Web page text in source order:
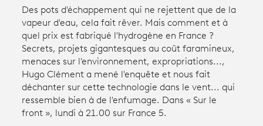
Participer et assister à une émission
À votre écoute
Productions et innovation
Programme
Des pots d'échappement qui ne rejettent que de la
vapeur d'eau, cela fait rêver. Mais comment et à
quel prix est fabriqué l'hydrogène en France ?
Secrets, projets gigantesques au coût faramineux,
menaces sur l'environnement, expropriations...,
Hugo Clément a mené l'enquête et nous fait
déchanter sur cette technologie dans le vent... qui
ressemble bien à de l'enfumage. Dans « Sur le
front », lundi à 21.00 sur France 5.